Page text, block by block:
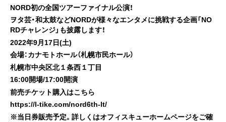
NORD初の全国ツアーファイナル公演！
ヲタ芸・和太鼓などNORDが様々なエンタメに挑戦する企画「NO
RDチャレンジ」も披露します！
2022年9月17日(土)
会場：カナモトホール（札幌市民ホール）
札幌市中央区北１条西１丁目
16:00開場/17:00開演
前売チケット購入はこちら
https://l-tike.com/nord6th-lt/
※当日券販売予定。詳しくはオフィスキューホームページをご確